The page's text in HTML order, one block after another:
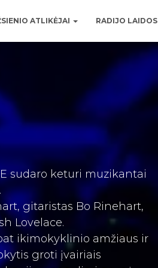
ATLIKĖJAI RADIJO LAIDOS
sudaro keturi muzikantai
gitaristas Bo Rinehart,
Lovelace.
ikimokyklinio amžiaus ir
groti įvairiais